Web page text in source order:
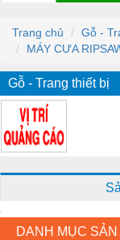
Trang chủ
Gỗ -
MÁY CƯA
Gỗ - Trang thiết bị
DANH MỤC SẢN